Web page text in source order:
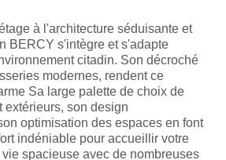
à l'architecture séduisante et
BERCY s'intègre et s'adapte
citadin. Son décroché
modernes, rendent ce
Sa large palette de choix de
extérieurs, son design
optimisation des espaces en font
indéniable pour accueillir votre
spacieuse avec de nombreuses